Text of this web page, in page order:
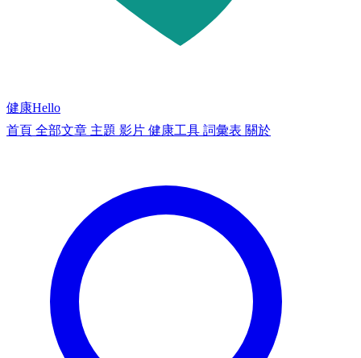
健康Hello
首頁 全部文章 主題 影片 健康工具 詞彙表 關於